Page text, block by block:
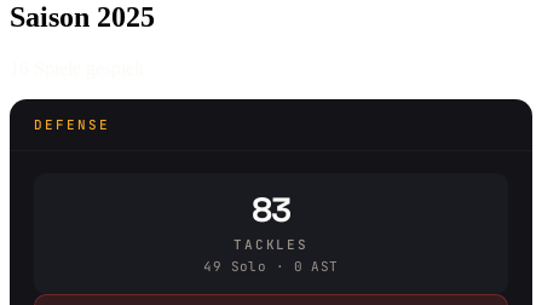
Saison 2025
DEFENSE
83
TACKLES
49 Solo · 0 AST